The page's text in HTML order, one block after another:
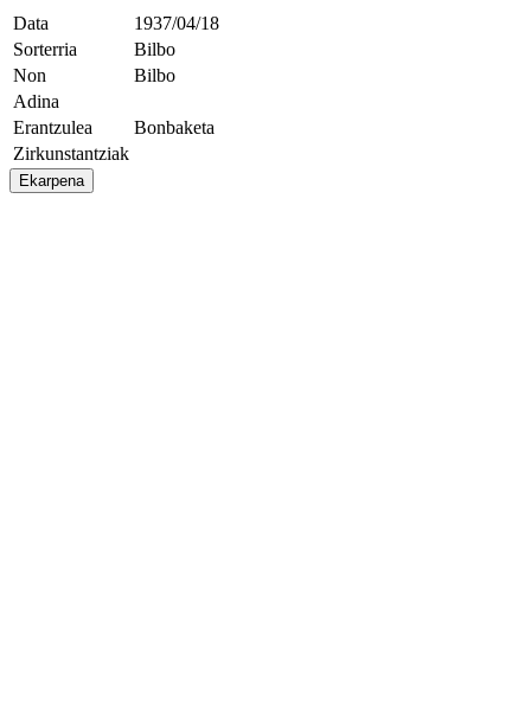
Data
1937/04/18
Sorterria
Bilbo
Non
Bilbo
Adina
Erantzulea
Bonbaketa
Zirkunstantziak